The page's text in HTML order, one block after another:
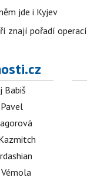
jde i Kyjev
znají pořadí operací
Babiš